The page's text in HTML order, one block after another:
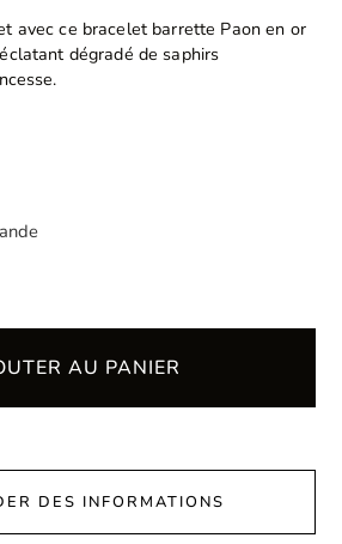
avec ce bracelet barrette Paon en or
dégradé de saphirs
AU PANIER
DES INFORMATIONS